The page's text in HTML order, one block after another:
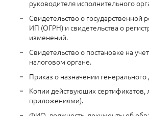
руководителя исполнительного
Свидетельство о государственной
ИП (ОГРН) и свидетельства о
изменений.
Свидетельство о постановке на
налоговом органе.
Приказ о назначении генерального
Копии действующих сертификатов,
приложениями).